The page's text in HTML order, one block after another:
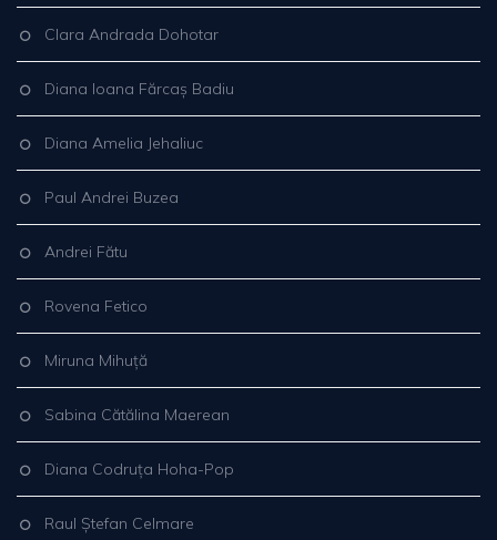
Clara Andrada Dohotar
Diana Ioana Fărcaș Badiu
Diana Amelia Jehaliuc
Paul Andrei Buzea
Andrei Fătu
Rovena Fetico
Miruna Mihuță
Sabina Cătălina Maerean
Diana Codruța Hoha-Pop
Raul Ștefan Celmare